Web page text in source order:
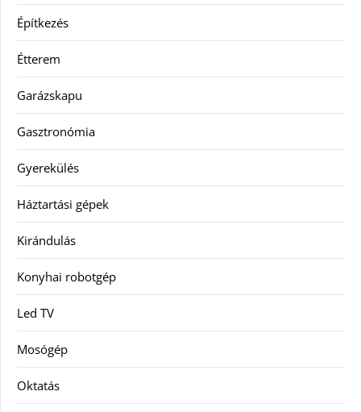
Építkezés
Étterem
Garázskapu
Gasztronómia
Gyerekülés
Háztartási gépek
Kirándulás
Konyhai robotgép
Led TV
Mosógép
Oktatás